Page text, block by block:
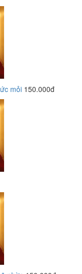
mỏi 150.000đ